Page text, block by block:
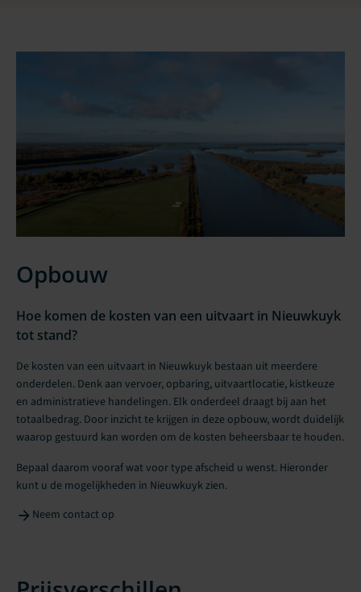
Opbouw
Hoe komen de kosten van een uitvaart in Nieuwkuyk
tot stand?
De kosten van een uitvaart in Nieuwkuyk bestaan uit meerdere
onderdelen. Denk aan vervoer, opbaring, uitvaartlocatie, kistkeuze
en administratieve handelingen. Elk onderdeel draagt bij aan het
totaalbedrag. Door inzicht te krijgen in deze opbouw, wordt duidelijk
waarop gestuurd kan worden om de kosten beheersbaar te houden.
Bepaal daarom vooraf wat voor type afscheid u wenst. Hieronder
kunt u de mogelijkheden in Nieuwkuyk zien.
Neem contact op